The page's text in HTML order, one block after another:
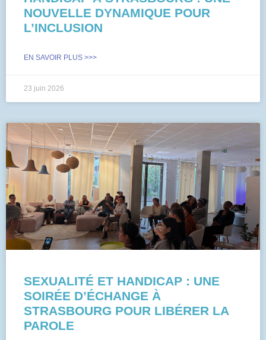
NOUVELLE DYNAMIQUE POUR
L’INCLUSION
EN SAVOIR PLUS >>>
23 juin 2026
SEXUALITÉ ET HANDICAP : UNE
SOIRÉE D’ÉCHANGE À
STRASBOURG POUR LIBÉRER LA
PAROLE